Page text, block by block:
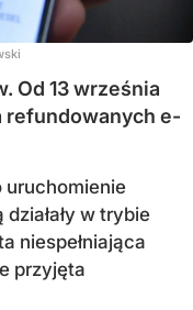
Od 13 września
refundowanych e-
uruchomienie
w trybie
niespełniająca
przyjęta